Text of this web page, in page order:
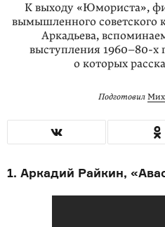
К выходу «Юмориста»,
вымышленного советского
Аркадьева,
выступления 1960–80-х
о которых
Подготовил
1. Аркадий Райкин,